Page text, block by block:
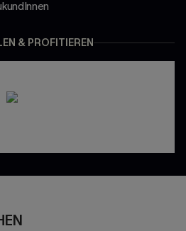
& PROFITIEREN